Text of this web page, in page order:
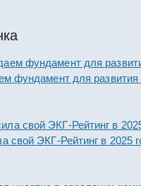
фундамент для развития
свой ЭКГ-Рейтинг в 2025